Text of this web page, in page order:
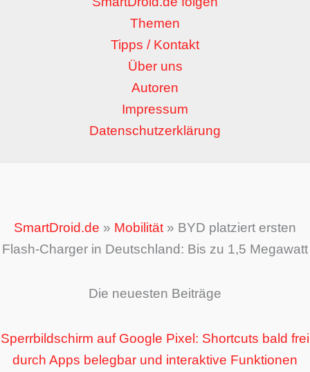
Themen
Tipps / Kontakt
Über uns
Autoren
Impressum
Datenschutzerklärung
SmartDroid.de » Mobilität » BYD platziert ersten
Flash-Charger in Deutschland: Bis zu 1,5 Megawatt
Die neuesten Beiträge
Sperrbildschirm auf Google Pixel: Shortcuts bald frei
durch Apps belegbar und interaktive Funktionen